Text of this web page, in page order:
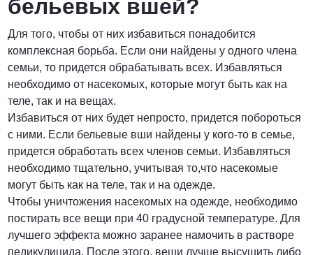
бельевых вшей?
Для того, чтобы от них избавиться понадобится
комплексная борьба. Если они найдены у одного члена
семьи, то придется обрабатывать всех. Избавляться
необходимо от насекомых, которые могут быть как на
теле, так и на вещах.
Избавиться от них будет непросто, придется побороться
с ними. Если бельевые вши найдены у кого-то в семье,
придется обработать всех членов семьи. Избавляться
необходимо тщательно, учитывая то,что насекомые
могут быть как на теле, так и на одежде.
Чтобы уничтожения насекомых на одежде, необходимо
постирать все вещи при 40 градусной температуре. Для
лучшего эффекта можно заранее намочить в растворе
педикулицида. После этого, вещи лучше высушить либо